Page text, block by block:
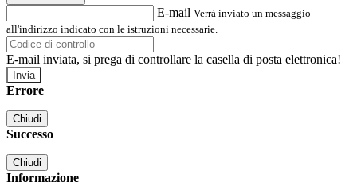
E-mail Verrà inviato un messaggio
all'indirizzo indicato con le istruzioni necessarie.
E-mail inviata, si prega di controllare la casella di posta elettronica!
Errore
Chiudi
Successo
Chiudi
Informazione